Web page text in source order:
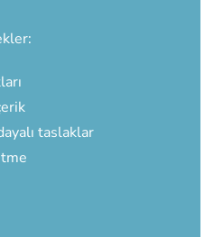
taslaklar